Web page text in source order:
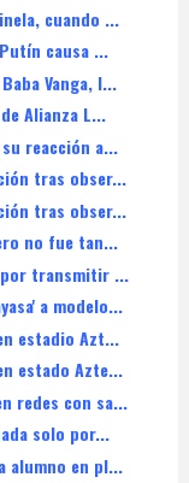
cuando ...
causa ...
Vanga, l...
Alianza L...
reacción a...
tras obser...
tras obser...
no fue tan...
por transmitir ...
a modelo...
estadio Azt...
estado Azte...
redes con sa...
solo por...
alumno en pl...